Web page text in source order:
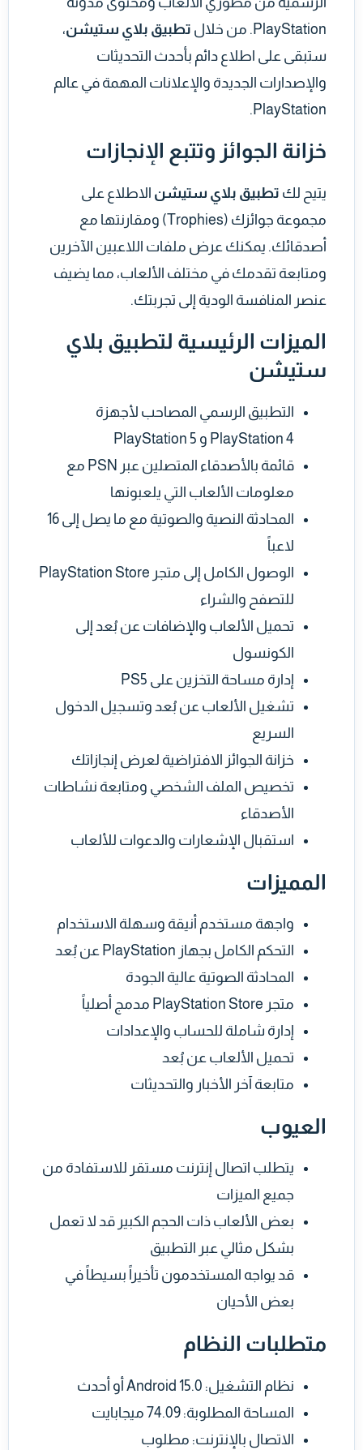
PlayStation. من خلال
تطبيق بلاي ستيشن،
ستبقى على اطلاع دائم بأحدث التحديثات
والإصدارات الجديدة والإعلانات المهمة في عالم
PlayStation.
خزانة الجوائز وتتبع الإنجازات
يتيح لك تطبيق بلاي ستيشن الاطلاع على
مجموعة جوائزك (Trophies) ومقارنتها مع
أصدقائك. يمكنك عرض ملفات اللاعبين الآخرين
ومتابعة تقدمك في مختلف الألعاب، مما يضيف
عنصر المنافسة الودية إلى تجربتك.
الميزات الرئيسية لتطبيق بلاي
ستيشن
التطبيق الرسمي المصاحب لأجهزة
PlayStation 4 و PlayStation 5
قائمة بالأصدقاء المتصلين عبر PSN مع
معلومات الألعاب التي يلعبونها
المحادثة النصية والصوتية مع ما يصل إلى 16
لاعباً
الوصول الكامل إلى متجر PlayStation Store
للتصفح والشراء
تحميل الألعاب والإضافات عن بُعد إلى
الكونسول
إدارة مساحة التخزين على PS5
تشغيل الألعاب عن بُعد وتسجيل الدخول
السريع
خزانة الجوائز الافتراضية لعرض إنجازاتك
تخصيص الملف الشخصي ومتابعة نشاطات
الأصدقاء
استقبال الإشعارات والدعوات للألعاب
المميزات
واجهة مستخدم أنيقة وسهلة الاستخدام
التحكم الكامل بجهاز PlayStation عن بُعد
المحادثة الصوتية عالية الجودة
متجر PlayStation Store مدمج أصلياً
إدارة شاملة للحساب والإعدادات
تحميل الألعاب عن بُعد
متابعة آخر الأخبار والتحديثات
العيوب
يتطلب اتصال إنترنت مستقر للاستفادة من
جميع الميزات
بعض الألعاب ذات الحجم الكبير قد لا تعمل
بشكل مثالي عبر التطبيق
قد يواجه المستخدمون تأخيراً بسيطاً في
بعض الأحيان
متطلبات النظام
نظام التشغيل: Android 15.0 أو أحدث
المساحة المطلوبة: 74.09 ميجابايت
الاتصال بالإنترنت: مطلوب